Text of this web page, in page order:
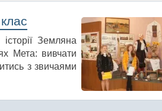
Земляна
Мета: вивчати
з звичаями